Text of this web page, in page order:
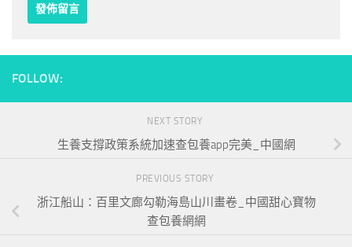
FOLLOW:
NEXT STORY
生養支撐政策系統加速查包養app完美_中國網
PREVIOUS STORY
浙江船山：百里文廊勾勒海島山川畫卷_中國甜心寶物
查包養網網